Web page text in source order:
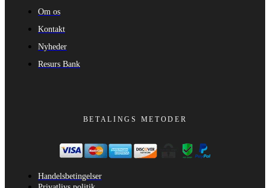
Om os
Kontakt
Nyheder
Resurs Bank
BETALINGS METODER
Handelsbetingelser